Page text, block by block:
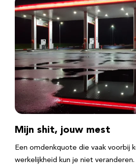
Mijn shit, jouw mest
Een omdenkquote die vaak voorbij
werkelijkheid kun je niet